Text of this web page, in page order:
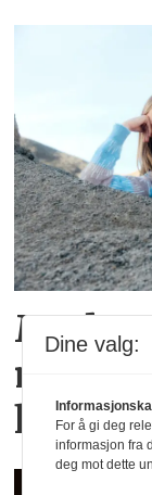
møter
Dine valg:
For å gi deg
informasjon fra
deg mot dette